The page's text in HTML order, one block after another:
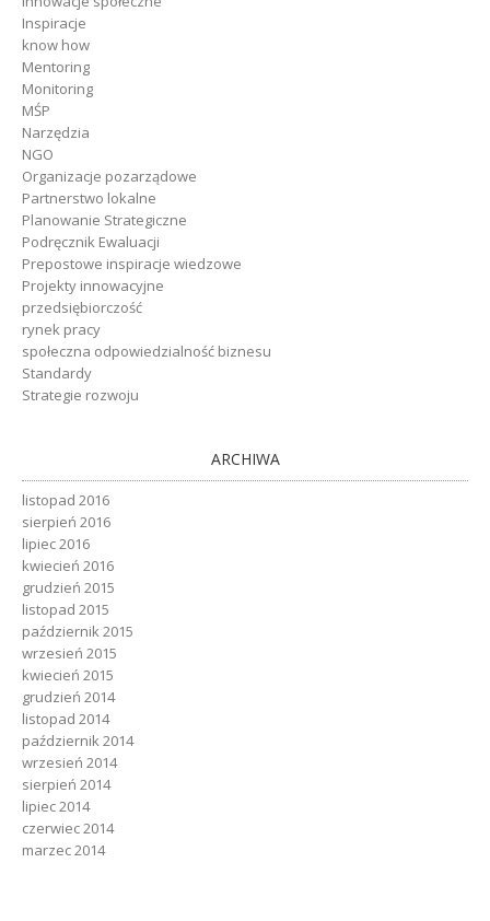
Inspiracje
know how
Mentoring
Monitoring
MŚP
Narzędzia
NGO
Organizacje pozarządowe
Partnerstwo lokalne
Planowanie Strategiczne
Podręcznik Ewaluacji
Prepostowe inspiracje wiedzowe
Projekty innowacyjne
przedsiębiorczość
rynek pracy
społeczna odpowiedzialność biznesu
Standardy
Strategie rozwoju
ARCHIWA
listopad 2016
sierpień 2016
lipiec 2016
kwiecień 2016
grudzień 2015
listopad 2015
październik 2015
wrzesień 2015
kwiecień 2015
grudzień 2014
listopad 2014
październik 2014
wrzesień 2014
sierpień 2014
lipiec 2014
czerwiec 2014
marzec 2014